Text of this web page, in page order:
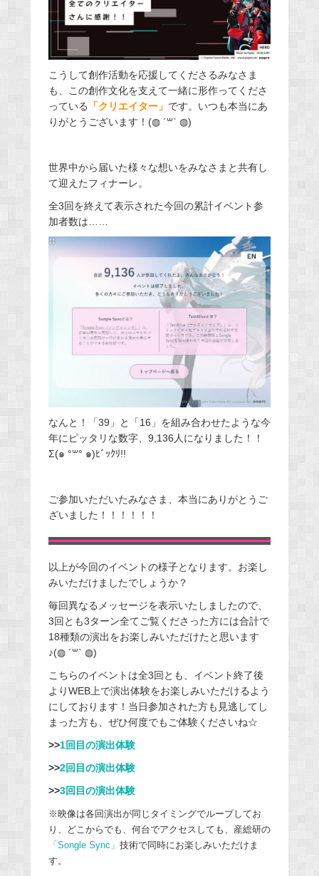
こうして創作活動を応援してくださるみなさま
も、この創作文化を支えて一緒に形作ってくださ
っている 「クリエイター」 です。いつも本当にあ
りがとうございます！(◍ ´꒳` ◍)
世界中から届いた様々な想いをみなさまと共有し
て迎えたフィナーレ。
全3回を終えて表示された今回の累計イベント参
加者数は……
なんと！「39」と「16」を組み合わせたような今
年にピッタリな数字、9,136人になりました！！
Σ(๑ °꒳° ๑)ﾋﾞｯｸﾘ!!
ご参加いただいたみなさま、本当にありがとうご
ざいました！！！！！！
以上が今回のイベントの様子となります。お楽し
みいただけましたでしょうか？
毎回異なるメッセージを表示いたしましたので、
3回とも3ターン全てご覧くださった方には合計で
18種類の演出をお楽しみいただけたと思います
♪(◍ ´꒳` ◍)
こちらのイベントは全3回とも、イベント終了後
よりWEB上で演出体験をお楽しみいただけるよう
にしております！当日参加された方も見逃してし
まった方も、ぜひ何度でもご体験くださいね☆
>>1回目の演出体験
>>2回目の演出体験
>>3回目の演出体験
※映像は各回演出が同じタイミングでループしてお
り、どこからでも、何台でアクセスしても、産総研の
「Songle Sync」 技術で同時にお楽しみいただけま
す。